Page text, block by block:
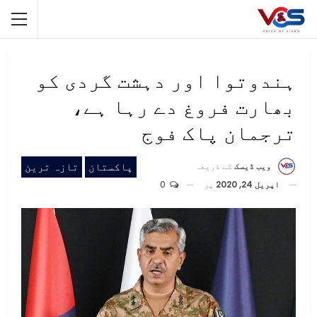
ہندوتوا اور دہشت گردی کو
بھارت فروغ دے رہا ہے،
ترجمان پاک فوج
پاکستان تازہ ترین ویب ڈیسک کے ذریعہ
اپریل 24, 2020
پر